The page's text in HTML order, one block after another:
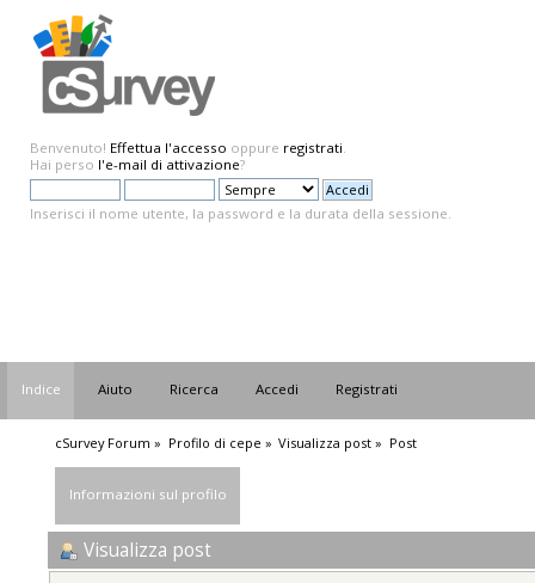
Benvenuto! Effettua l'accesso oppure registrati.
Hai perso l'e-mail di attivazione?
Inserisci il nome utente, la password e la durata della sessione.
Indice Aiuto Ricerca Accedi Registrati
cSurvey Forum » Profilo di cepe » Visualizza post » Post
Informazioni sul profilo
Visualizza post